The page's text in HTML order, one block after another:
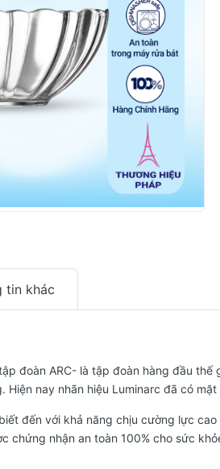
tin khác
đoàn ARC- là tập đoàn hàng đầu
nay nhãn hiệu Luminarc đã có
đến với khả năng chịu cường lực
chứng nhận an toàn 100% cho sức